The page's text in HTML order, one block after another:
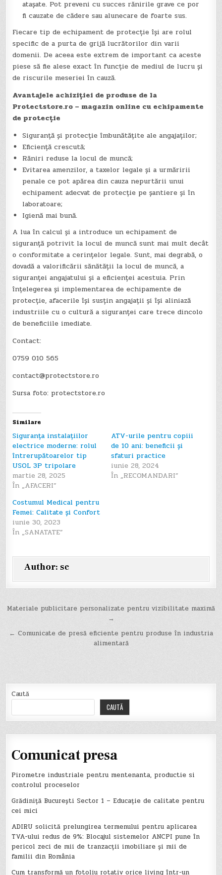
atașate. Pot preveni cu succes rănirile grave ce por
fi cauzate de cădere sau alunecare de foarte sus.
Fiecare tip de echipament de protecție își are rolul
specific de a purta de grijă lucrătorilor din varii
domenii. De aceea este extrem de important ca aceste
piese să fie alese exact în funcție de mediul de lucru și
de riscurile meseriei în cauză.
Avantajele achiziției de produse de la
Protectstore.ro – magazin online cu echipamente
de protecție
Siguranță și protecție îmbunătățite ale angajaților;
Eficiență crescută;
Răniri reduse la locul de muncă;
Evitarea amenzilor, a taxelor legale și a urmăririi
penale ce pot apărea din cauza nepurtării unui
echipament adecvat de protecție pe șantiere și în
laboratoare;
Igienă mai bună.
A lua în calcul și a introduce un echipament de
siguranță potrivit la locul de muncă sunt mai mult decât
o conformitate a cerințelor legale. Sunt, mai degrabă, o
dovadă a valorificării sănătății la locul de muncă, a
siguranței angajatului și a eficienței acestuia. Prin
înțelegerea și implementarea de echipamente de
protecție, afacerile își susțin angajații și își aliniază
industriile cu o cultură a siguranței care trece dincolo
de beneficiile imediate.
Contact:
0759 010 565
contact@protectstore.ro
Sursa foto: protectstore.ro
Similare
Siguranța instalațiilor
electrice moderne: rolul
întrerupătoarelor tip
USOL 3P tripolare
martie 28, 2025
În „AFACERI”
ATV-urile pentru copiii
de 10 ani: beneficii și
sfaturi practice
iunie 28, 2024
În „RECOMANDARI”
Costumul Medical pentru
Femei: Calitate și Confort
iunie 30, 2023
În „SANATATE”
Author: sc
Navigare
articole
Materiale publicitare personalizate pentru vizibilitate maximă
→
← Comunicate de presă eficiente pentru produse în industria
alimentară
Caută
CAUTĂ
Comunicat presa
Pirometre industriale pentru mentenanta, productie si
controlul proceselor
Grădiniță București Sector 1 – Educație de calitate pentru
cei mici
ADIRU solicită prelungirea termenului pentru aplicarea
TVA-ului redus de 9%: Blocajul sistemelor ANCPI pune în
pericol zeci de mii de tranzacții imobiliare și mii de
familii din România
Cum transformă un fotoliu rotativ orice living într-un